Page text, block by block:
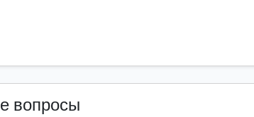
вопросы